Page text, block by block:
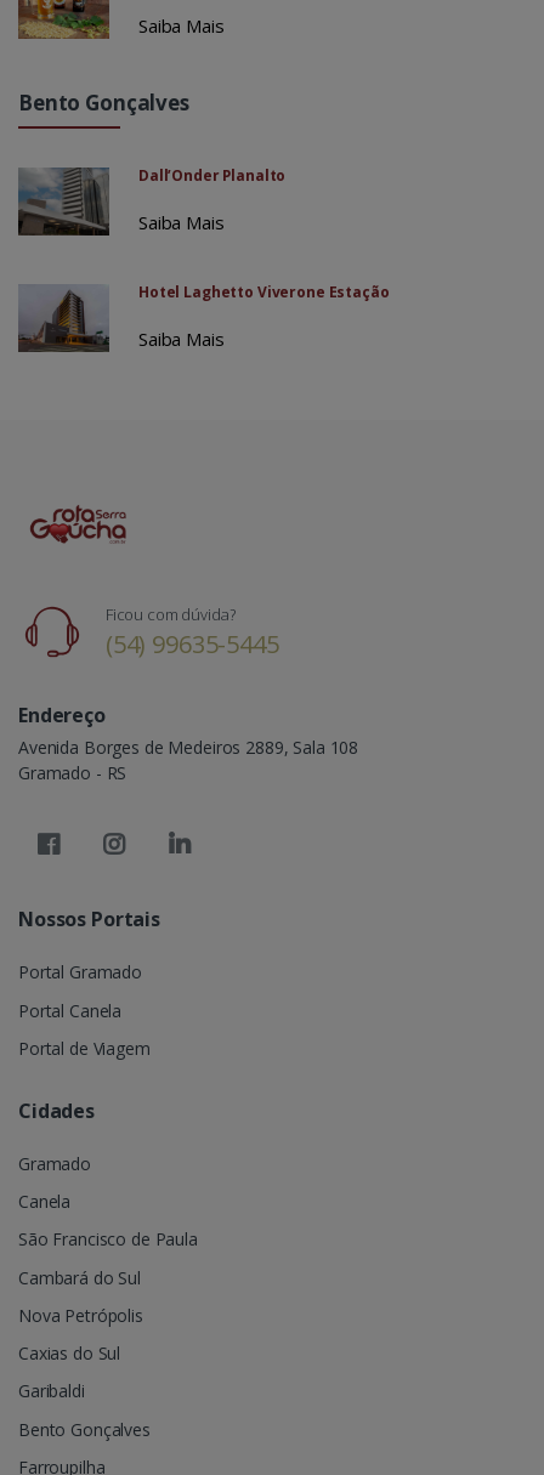
Saiba Mais
Bento Gonçalves
Dall’Onder Planalto
Saiba Mais
Hotel Laghetto Viverone Estação
Saiba Mais
Ficou com dúvida?
(54) 99635-5445
Endereço
Avenida Borges de Medeiros 2889, Sala 108
Gramado - RS
Nossos Portais
Portal Gramado
Portal Canela
Portal de Viagem
Cidades
Gramado
Canela
São Francisco de Paula
Cambará do Sul
Nova Petrópolis
Caxias do Sul
Garibaldi
Bento Gonçalves
Farroupilha